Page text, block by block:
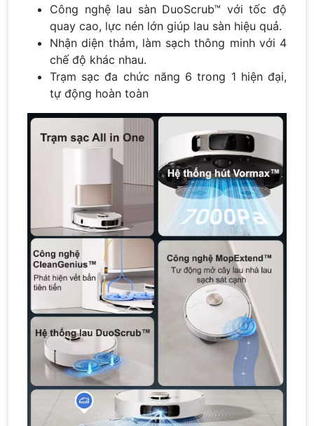
Công nghệ lau sàn DuoScrub™ với tốc độ
quay cao, lực nén lớn giúp lau sàn hiệu quả.
Nhận diện thảm, làm sạch thông minh với 4
chế độ khác nhau.
Trạm sạc đa chức năng 6 trong 1 hiện đại,
tự động hoàn toàn